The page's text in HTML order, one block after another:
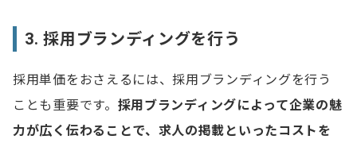
3. 採用ブランディングを行う
採用単価をおさえるには、採用ブランディングを行う
ことも重要です。 採用ブランディングによって企業の魅
力が広く伝わることで、求人の掲載といったコストを